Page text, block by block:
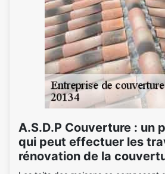
A.S.D.P Couverture : un
qui peut effectuer les
rénovation de la